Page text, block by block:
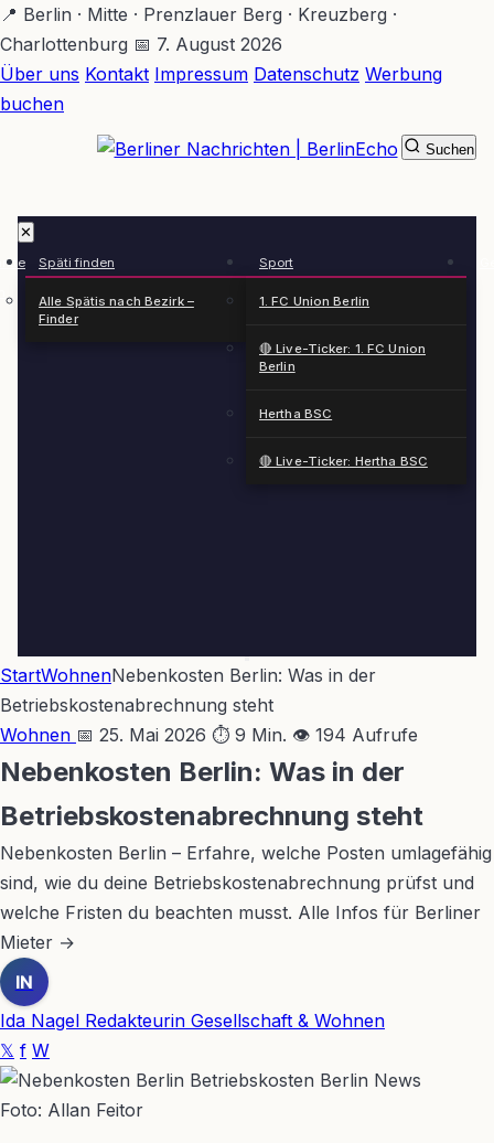
Zum
Hauptinhalt
springen
📍 Berlin · Mitte · Prenzlauer Berg · Kreuzberg ·
Charlottenburg 📅 7. August 2026
Über uns Kontakt Impressum Datenschutz Werbung
buchen
✕
Späti finden
Alle Spätis nach Bezirk –
Finder
Sport
1. FC Union Berlin
🔴 Live-Ticker: 1. FC Union
Berlin
Hertha BSC
🔴 Live-Ticker: Hertha BSC
Suchen
StartWohnenNebenkosten Berlin: Was in der
Betriebskostenabrechnung steht
Wohnen 📅 25. Mai 2026 ⏱ 9 Min. 👁 194 Aufrufe
Nebenkosten Berlin: Was in der
Betriebskostenabrechnung steht
Nebenkosten Berlin – Erfahre, welche Posten umlagefähig
sind, wie du deine Betriebskostenabrechnung prüfst und
welche Fristen du beachten musst. Alle Infos für Berliner
Mieter →
IN
Ida Nagel Redakteurin Gesellschaft & Wohnen
𝕏 f W
Foto: Allan Feitor